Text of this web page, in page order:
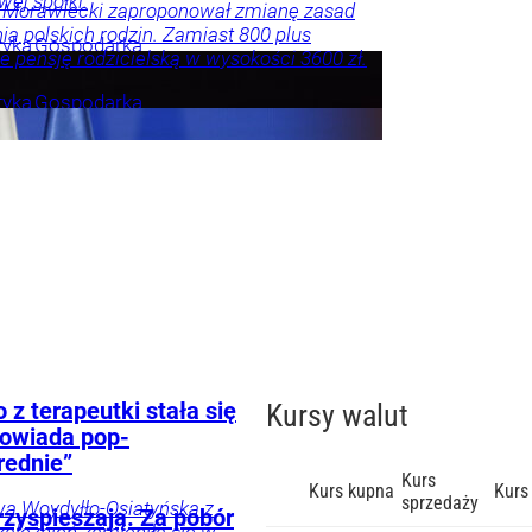
Gospodarka
zaproponował zmianę zasad
polskich rodzin. Zamiast 800 plus
pensję rodzicielską w wysokości 3600 zł.
Gospodarka
z terapeutki stała się
pop-
Woydyłło-Osiatyńska z
Za pobór
Kursy walut
Kurs kupna Kurs
sprzedaży